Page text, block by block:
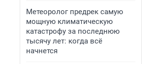
Метеоролог предрек самую
мощную климатическую
катастрофу за последнюю
тысячу лет: когда всё
начнется